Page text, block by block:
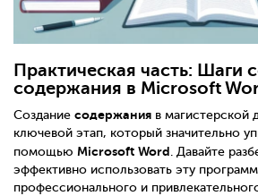
Практическая часть: Шаги
содержания в Microsoft
Создание содержания в магистерской
ключевой этап, который значительно
помощью Microsoft Word. Давайте
эффективно использовать эту
профессионального и